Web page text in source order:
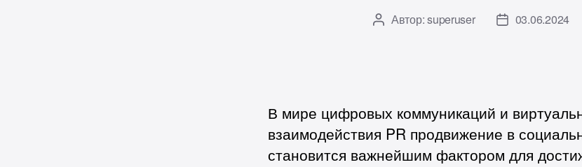
Автор
Автор:superuser
Дата03.06.2024
В мире цифровых коммуникаций и
взаимодействия PR продвижение в
становится важнейшим фактором для